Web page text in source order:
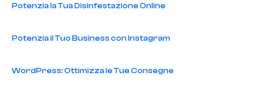
Potenzia la Tua Disinfestazione Online
Potenzia il Tuo Business con Instagram
WordPress: Ottimizza le Tue Consegne